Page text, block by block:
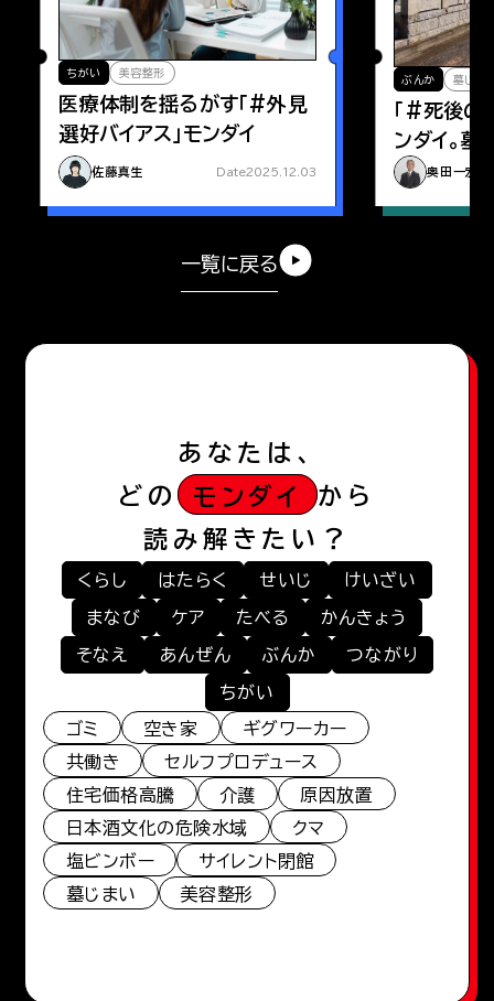
ちがい 美容整形
医療体制を揺るがす「#外見
選好バイアス」モンダイ
佐藤真生 Date2025.12.03
ぶんか 墓じま
「#死後の
ンダイ。墓
人の「死後
奥田一宏
一覧に戻る
あなたは、
どの
モンダイ
から
読み解きたい？
くらし はたらく せいじ けいざい
まなび ケア たべる かんきょう
そなえ あんぜん ぶんか つながり
ちがい
ゴミ 空き家
ギグワーカー
共働き
セルフプロデュース
住宅価格高騰
介護
原因放置
日本酒文化の危険水域
クマ
塩ビンボー
サイレント閉館
墓じまい
美容整形